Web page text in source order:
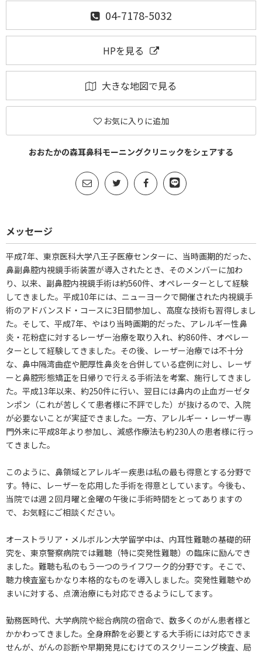
04-7178-5032
HPを見る
大きな地図で見る
お気に入りに追加
おおたかの森耳鼻科モーニングクリニックをシェアする
メッセージ
平成7年、東京医科大学八王子医療センターに、当時画期的だった、
鼻副鼻腔内視鏡手術装置が導入されたとき、そのメンバーに加わ
り、以来、副鼻腔内視鏡手術は約560件、オペレーターとして経験
してきました。平成10年には、ニューヨークで開催された内視鏡手
術のアドバンスド・コースに3日間参加し、高度な技術も習得しまし
た。そして、平成7年、やはり当時画期的だった、アレルギー性鼻
炎・花粉症に対するレーザー治療を取り入れ、約860件、オペレー
ターとして経験してきました。その後、レーザー治療では不十分
な、鼻中隔湾曲症や肥厚性鼻炎を合併している症例に対し、レーザ
ーと鼻腔形態矯正を日帰りで行える手術法を考案、施行してきまし
た。平成13年以来、約250件に行い、翌日には鼻内の止血ガーゼタ
ンポン（これが苦しくて患者様に不評でした）が抜けるので、入院
が必要ないことが実証できました。一方、アレルギー・レーザー専
門外来に平成8年より参加し、減感作療法も約230人の患者様に行っ
てきました。
このように、鼻領域とアレルギー疾患は私の最も得意とする分野で
す。特に、レーザーを応用した手術を得意としています。今後も、
当院では週２回月曜と金曜の午後に手術時間をとってありますの
で、お気軽にご相談ください。
オーストラリア・メルボルン大学留学中は、内耳性難聴の基礎的研
究を、東京警察病院では難聴（特に突発性難聴）の臨床に励んでき
ました。難聴も私のもう一つのライフワーク的分野です。そこで、
聴力検査室もかなり本格的なものを導入しました。突発性難聴やめ
まいに対する、点滴治療にも対応できるようにしてます。
勤務医時代、大学病院や総合病院の宿命で、数多くのがん患者様と
かかわってきました。全身麻酔を必要とする大手術には対応できま
せんが、がんの診断や早期発見にむけてのスクリーニング検査、局